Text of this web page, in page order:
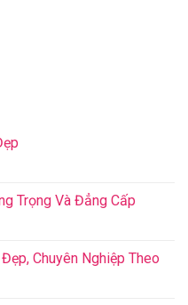
Trọng Và Đẳng Cấp
Chuyên Nghiệp Theo